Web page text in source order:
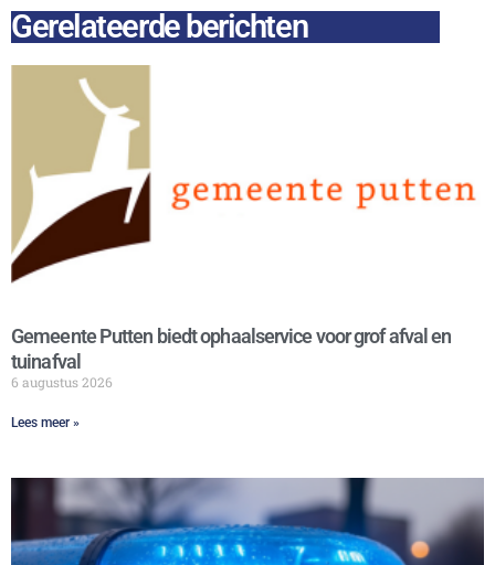
Gerelateerde berichten
Gemeente Putten biedt ophaalservice voor grof afval en
tuinafval
6 augustus 2026
Lees meer »